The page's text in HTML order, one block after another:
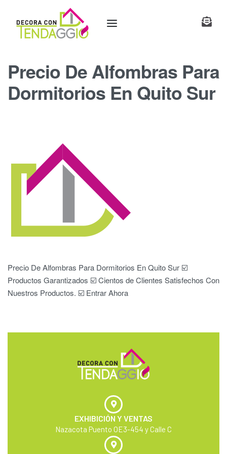
Precio De Alfombras Para
Dormitorios En Quito Sur
Precio De Alfombras Para Dormitorios En Quito Sur ☑️
Productos Garantizados ☑️ Cientos de Clientes Satisfechos Con
Nuestros Productos. ☑️ Entrar Ahora
EXHIBICIÓN Y VENTAS
Nazacota Puento OE3-454 y Calle C